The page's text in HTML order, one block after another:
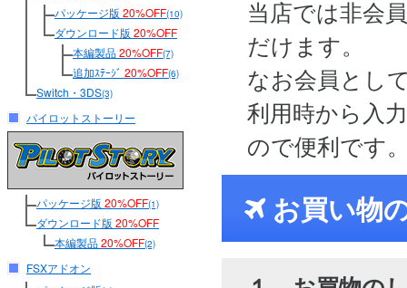
パッケージ版 20%OFF(10)
ダウンロード版 20%OFF
本編製品20%OFF(7)
追加ｽﾃｰｼﾞ 20%OFF(6)
Switch・3DS(3)
パイロットストーリー
パッケージ版 20%OFF(1)
ダウンロード版 20%OFF
本編製品20%OFF(2)
FSXアドオン
当店では非会
だけます。
なお会員とし
利用時から入
ので便利です
お買い物